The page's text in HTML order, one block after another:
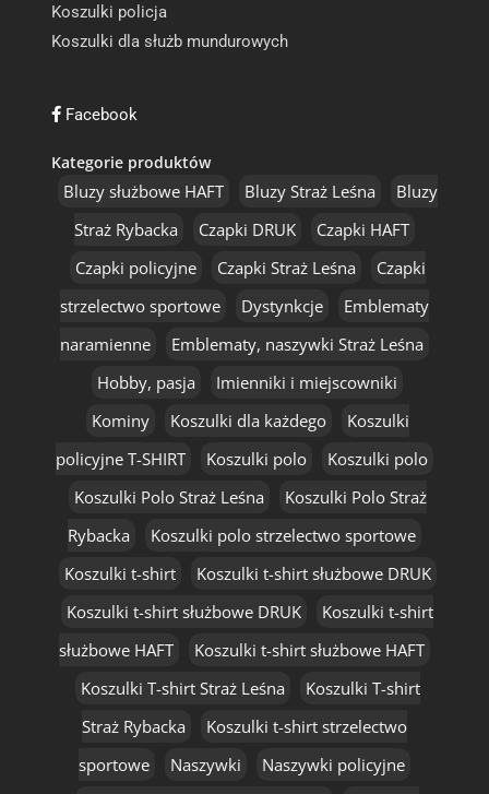
Koszulki policja
Koszulki dla służb mundurowych
Facebook
Kategorie produktów
Bluzy służbowe HAFT Bluzy Straż Leśna
Bluzy
Straż Rybacka
Czapki DRUK
Czapki HAFT
Czapki policyjne
Czapki Straż Leśna
Czapki
strzelectwo sportowe
Dystynkcje
Emblematy
naramienne
Emblematy, naszywki Straż Leśna
Hobby, pasja
Imienniki i miejscowniki
Kominy
Koszulki dla każdego
Koszulki
policyjne T-SHIRT
Koszulki polo
Koszulki polo
Koszulki Polo Straż Leśna
Koszulki Polo Straż
Rybacka
Koszulki polo strzelectwo sportowe
Koszulki t-shirt
Koszulki t-shirt służbowe DRUK
Koszulki t-shirt służbowe DRUK
Koszulki t-shirt
służbowe HAFT
Koszulki t-shirt służbowe HAFT
Koszulki T-shirt Straż Leśna
Koszulki T-shirt
Straż Rybacka
Koszulki t-shirt strzelectwo
sportowe
Naszywki
Naszywki policyjne